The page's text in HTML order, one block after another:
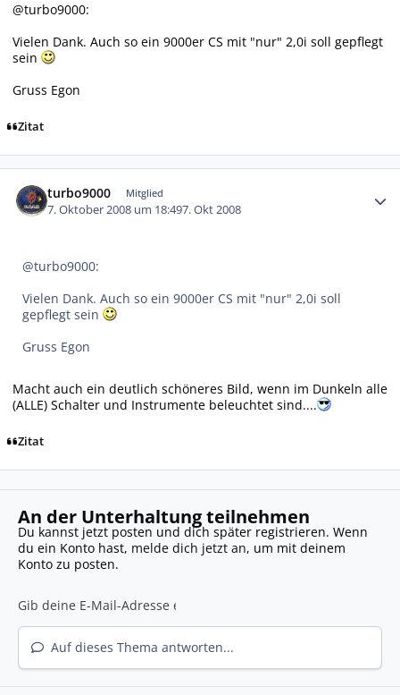
@turbo9000:
Vielen Dank. Auch so ein 9000er CS mit "nur" 2,0i soll gepflegt
sein
Gruss Egon
Zitat
turbo9000 Mitglied
7. Oktober 2008 um 18:497. Okt 2008
@turbo9000:
Vielen Dank. Auch so ein 9000er CS mit "nur" 2,0i soll
gepflegt sein
Gruss Egon
Macht auch ein deutlich schöneres Bild, wenn im Dunkeln alle
(ALLE) Schalter und Instrumente beleuchtet sind....
Zitat
An der Unterhaltung teilnehmen
Du kannst jetzt posten und dich später registrieren. Wenn
du ein Konto hast, melde dich jetzt an, um mit deinem
Konto zu posten.
Auf dieses Thema antworten...